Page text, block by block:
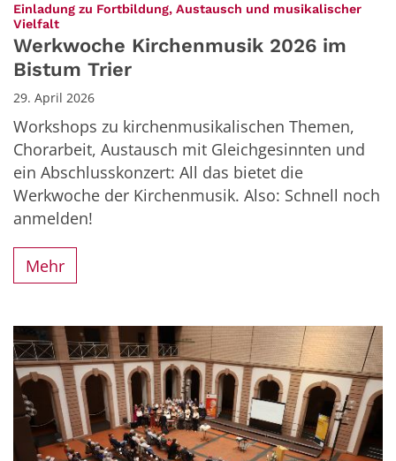
Einladung zu Fortbildung, Austausch und musikalischer
Vielfalt:
Werkwoche Kirchenmusik 2026 im
Bistum Trier
29. April 2026
Workshops zu kirchenmusikalischen Themen,
Chorarbeit, Austausch mit Gleichgesinnten und
ein Abschlusskonzert: All das bietet die
Werkwoche der Kirchenmusik. Also: Schnell noch
anmelden!
Mehr